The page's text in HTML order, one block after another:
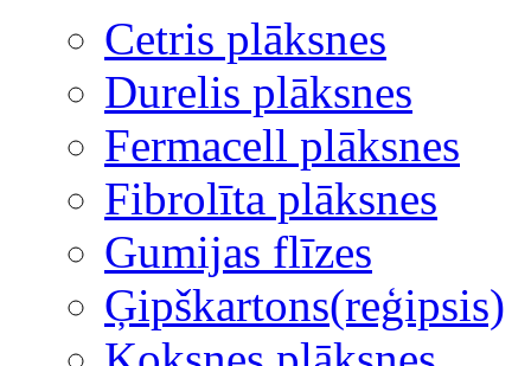
Cetris plāksnes
Durelis plāksnes
Fermacell plāksnes
Fibrolīta plāksnes
Gumijas flīzes
Ģipškartons(reģipsis)